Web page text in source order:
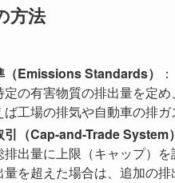
方法
（Emissions Standards）
：
定の有害物質の排出量を定
工場の排気や自動車の排ガ
引（Cap-and-Trade System）
排出量に上限（キャップ）
量を超えた場合は、追加の